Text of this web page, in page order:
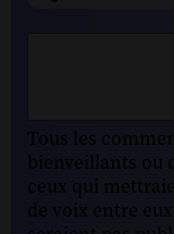
Tous les
bienveillants ou
ceux qui
de voix entre